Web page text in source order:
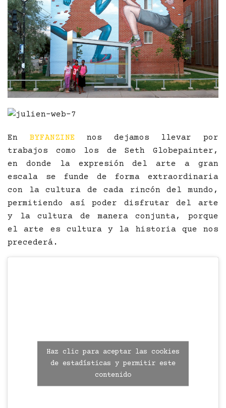
En BYFANZINE nos dejamos llevar por
trabajos como los de Seth Globepainter,
en donde la expresión del arte a gran
escala se funde de forma extraordinaria
con la cultura de cada rincón del mundo,
permitiendo así poder disfrutar del arte
y la cultura de manera conjunta, porque
el arte es cultura y la historia que nos
precederá.
Haz clic para aceptar las cookies
de estadísticas y permitir este
contenido